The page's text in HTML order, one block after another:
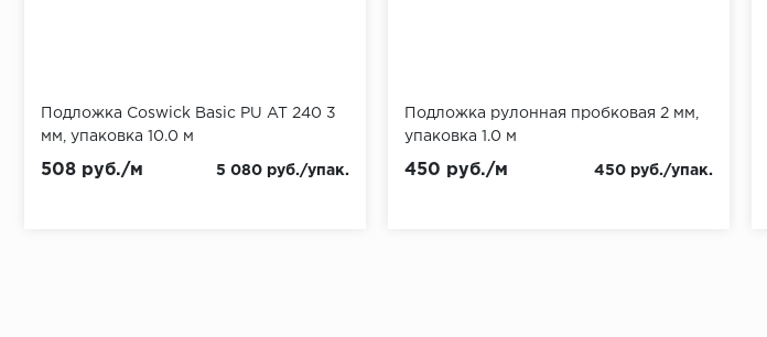
Подложка Coswick Basic PU AT 240 3
мм, упаковка 10.0 м
508 руб./м 5 080 руб./упак.
Подложка рулонная пробковая 2 мм,
упаковка 1.0 м
450 руб./м 450 руб./упак.